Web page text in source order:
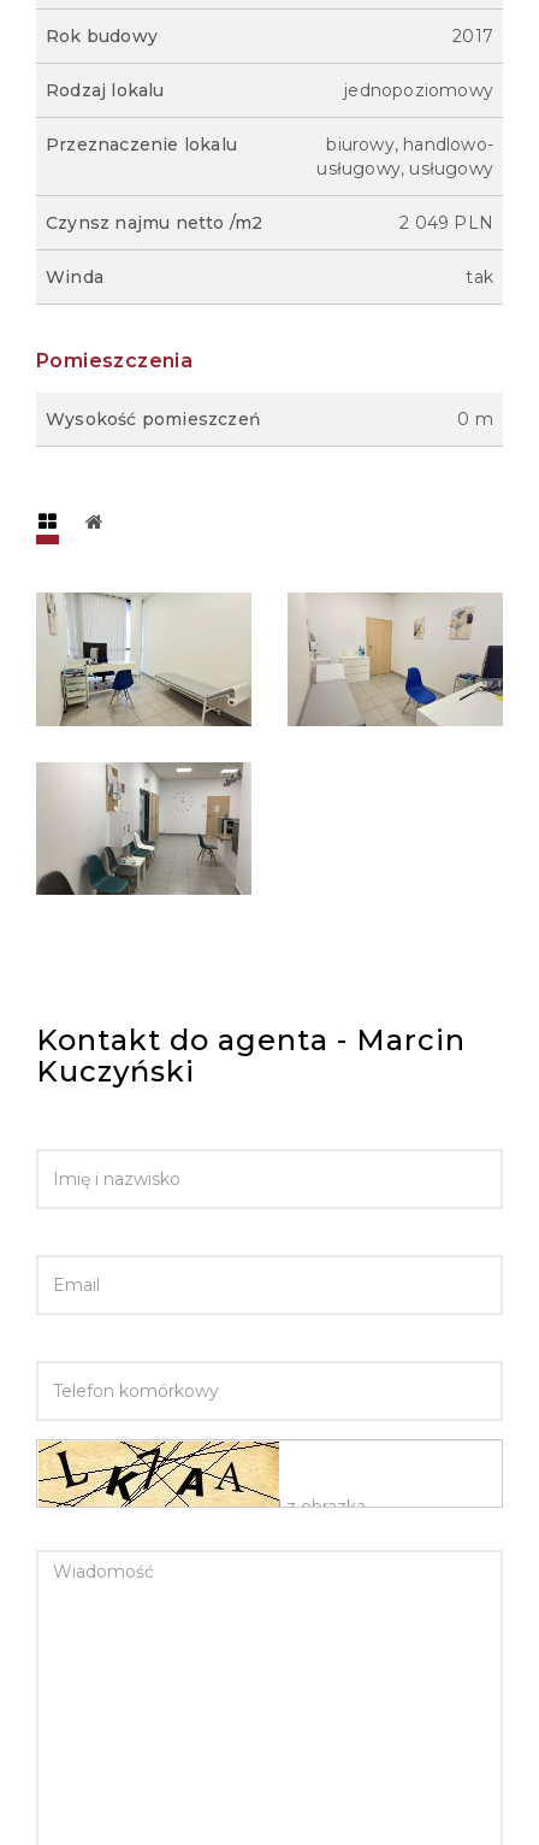
Rok budowy 2017
Rodzaj lokalu jednopoziomowy
Przeznaczenie lokalu
biurowy, handlowo-
usługowy, usługowy
Czynsz najmu netto /m2 2 049 PLN
Winda tak
Pomieszczenia
Wysokość pomieszczeń 0 m
Kontakt do agenta - Marcin
Kuczyński